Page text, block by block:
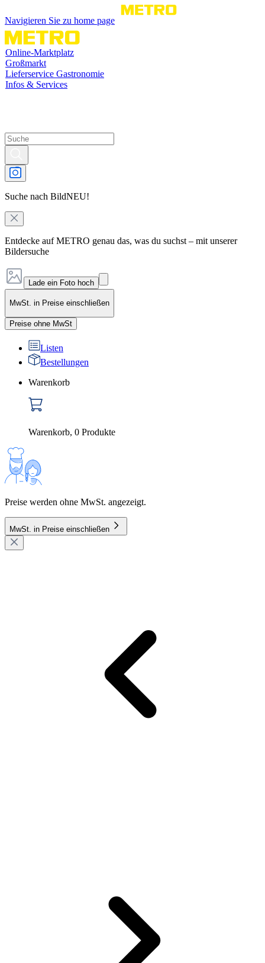
Navigieren Sie zu home page
Online-Marktplatz
Großmarkt
Lieferservice Gastronomie
Infos & Services
Suche nach BildNEU!
Entdecke auf METRO genau das, was du suchst – mit unserer
Bildersuche
Lade ein Foto hoch
MwSt. in Preise einschließen
Preise ohne MwSt
Listen
Bestellungen
Warenkorb
Warenkorb, 0 Produkte
Preise werden ohne MwSt. angezeigt.
MwSt. in Preise einschließen